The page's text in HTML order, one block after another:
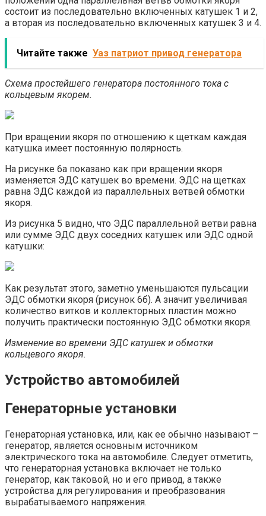
состоит из последовательно включенных катушек 1 и 2,
а вторая из последовательно включенных катушек 3 и 4.
Читайте также Уаз патриот привод генератора
Схема простейшего генератора постоянного тока с
кольцевым якорем.
При вращении якоря по отношению к щеткам каждая
катушка имеет постоянную полярность.
На рисунке 6а показано как при вращении якоря
изменяется ЭДС катушек во времени. ЭДС на щетках
равна ЭДС каждой из параллельных ветвей обмотки
якоря.
Из рисунка 5 видно, что ЭДС параллельной ветви равна
или сумме ЭДС двух соседних катушек или ЭДС одной
катушки:
Как результат этого, заметно уменьшаются пульсации
ЭДС обмотки якоря (рисунок 6б). А значит увеличивая
количество витков и коллекторных пластин можно
получить практически постоянную ЭДС обмотки якоря.
Изменение во времени ЭДС катушек и обмотки
кольцевого якоря.
Устройство автомобилей
Генераторные установки
Генераторная установка, или, как ее обычно называют –
генератор, является основным источником
электрического тока на автомобиле. Следует отметить,
что генераторная установка включает не только
генератор, как таковой, но и его привод, а также
устройства для регулирования и преобразования
вырабатываемого напряжения.